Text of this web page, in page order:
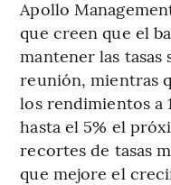
Apollo
que creen que el
mantener las
reunión, mientras
los rendimientos a
hasta el 5% el
recortes de tasas
que mejore el